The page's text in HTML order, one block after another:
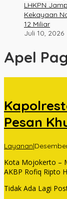
LHKPN
Kekayaan
12 Miliar
Juli 10, 2026
Apel
Pesan
Layanan|
Kota Mojokerto –
AKBP Rofiq Ripto
Tidak Ada Lagi